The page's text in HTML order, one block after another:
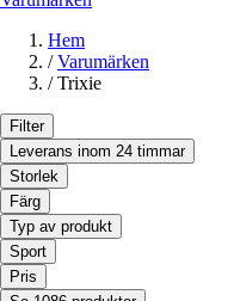
Hem
/ Varumärken
/ Trixie
Filter
Leverans inom 24 timmar
Storlek
Färg
Typ av produkt
Sport
Pris